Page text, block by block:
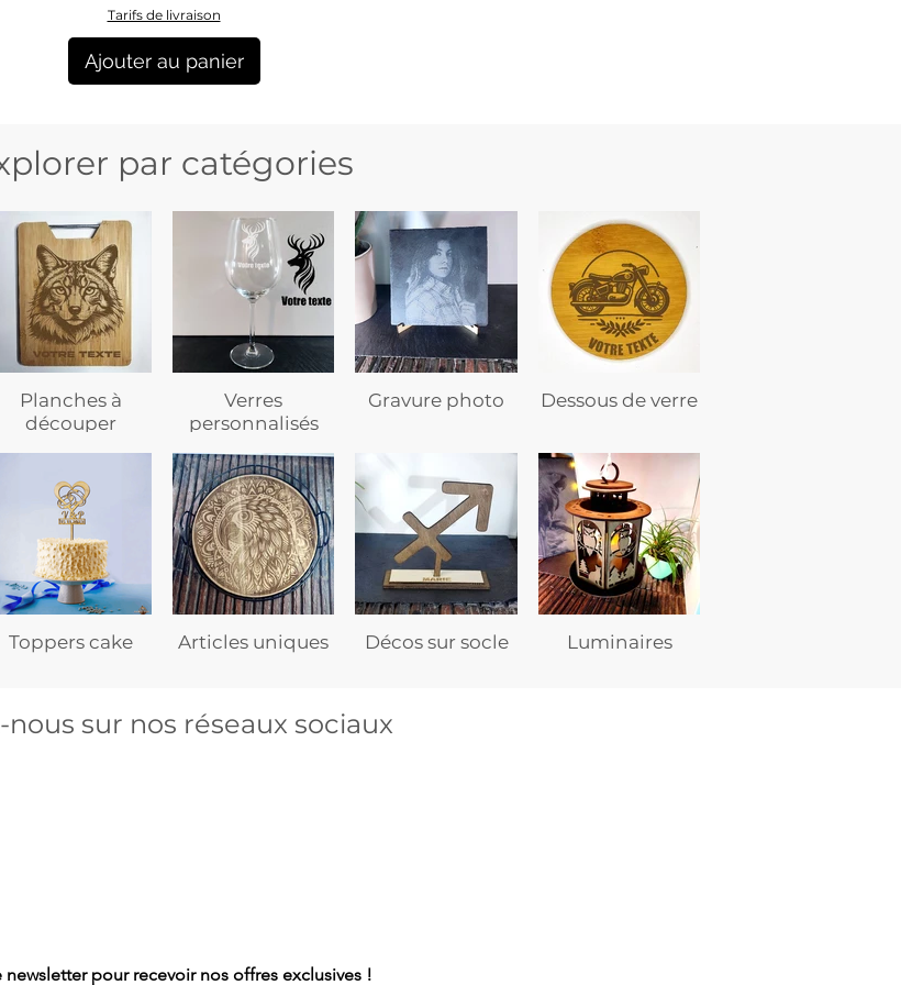
Tarifs de livraison
Ajouter au panier
par catégories
Planches à
découper
Verres
personnalisés
Gravure photo Dessous de verre
Toppers cake Articles uniques Décos sur socle Luminaires
nous sur nos réseaux sociaux
pour recevoir nos offres exclusives !